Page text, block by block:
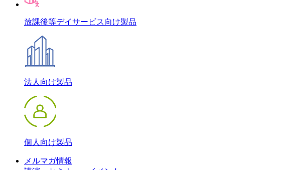
放課後等デイサービス向け製品
法人向け製品
個人向け製品
メルマガ情報